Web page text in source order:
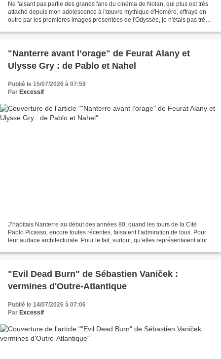
Ne faisant pas partie des grands fans du cinéma de Nolan, qui plus est très
attaché depuis mon adolescence à l'œuvre mythique d'Homère, effrayé en
outre par les premières images présentées de l'Odyssée, je n'étais pas très
"Nanterre avant l’orage" de Feurat Alany et
Ulysse Gry : de Pablo et Nahel
Publié le 15/07/2026 à 07:59
Par Excessif
J’habitais Nanterre au début des années 80, quand les tours de la Cité
Pablo Picasso, encore toutes récentes, faisaient l’admiration de tous. Pour
leur audace architecturale. Pour le fait, surtout, qu’elles représentaient alors
"Evil Dead Burn" de Sébastien Vaniček :
vermines d'Outre-Atlantique
Publié le 14/07/2026 à 07:06
Par Excessif